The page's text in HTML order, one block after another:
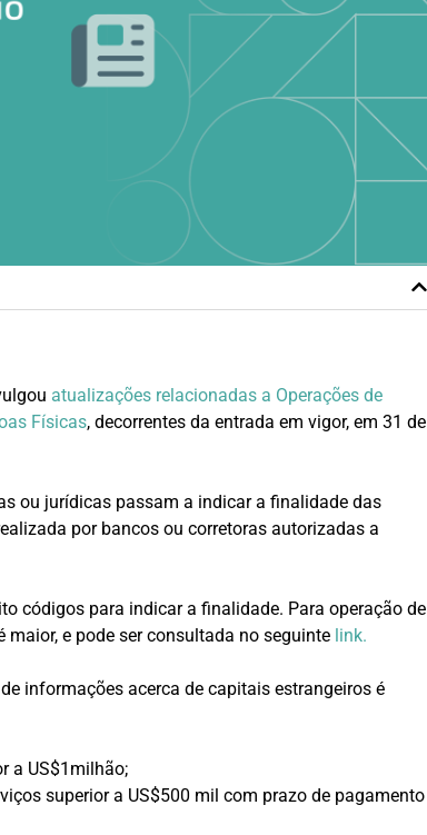
atualizações relacionadas a Operações de
Físicas, decorrentes da entrada em vigor, em 31 de
ou jurídicas passam a indicar a finalidade das
por bancos ou corretoras autorizadas a
códigos para indicar a finalidade. Para operação de
e pode ser consultada no seguinte link.
informações acerca de capitais estrangeiros é
a US$1milhão;
superior a US$500 mil com prazo de pagamento